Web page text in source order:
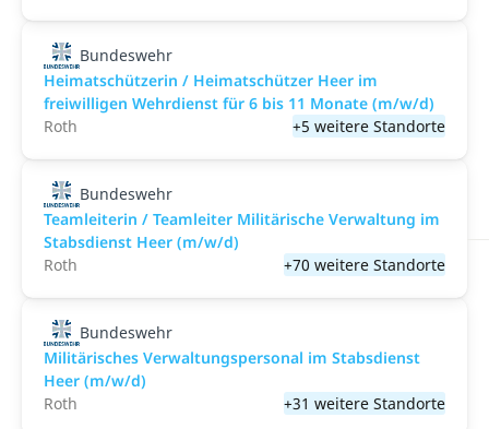
Bundeswehr
Heimatschützerin / Heimatschützer Heer im
freiwilligen Wehrdienst für 6 bis 11 Monate (m/w/d)
Roth
+5 weitere Standorte
Bundeswehr
Teamleiterin / Teamleiter Militärische Verwaltung im
Stabsdienst Heer (m/w/d)
Roth
+70 weitere Standorte
Bundeswehr
Militärisches Verwaltungspersonal im Stabsdienst
Heer (m/w/d)
Roth
+31 weitere Standorte